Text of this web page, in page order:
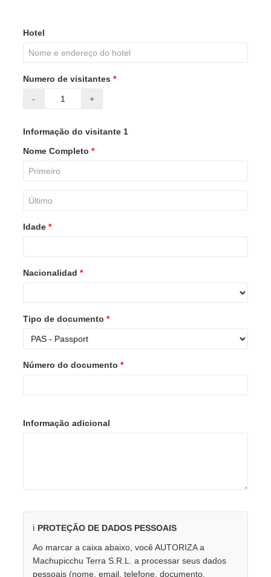
Hotel
Numero de visitantes *
- +
Informação do visitante 1
Nome Completo *
Idade *
Nacionalidad *
Tipo de documento *
Número do documento *
Informação adicional
ℹ️ PROTEÇÃO DE DADOS PESSOAIS
Ao marcar a caixa abaixo, você AUTORIZA a
Machupicchu Terra S.R.L. a processar seus dados
pessoais (nome, email, telefone, documento,